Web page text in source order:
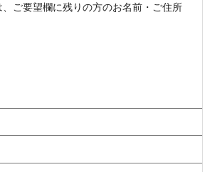
、ご要望欄に残りの方のお名前・ご住所